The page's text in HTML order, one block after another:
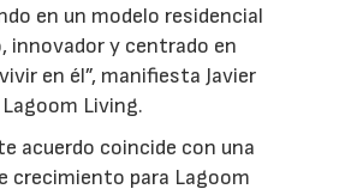
en un modelo residencial
innovador y centrado en
en él”, manifiesta Javier
Lagoom Living.
acuerdo coincide con una
crecimiento para Lagoom